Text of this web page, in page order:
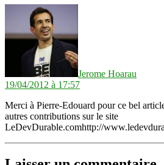
Jerome Hoarau
19/04/2012 à 17:57
Merci à Pierre-Edouard pour ce bel
autres contributions sur le site
LeDevDurable.comhttp://